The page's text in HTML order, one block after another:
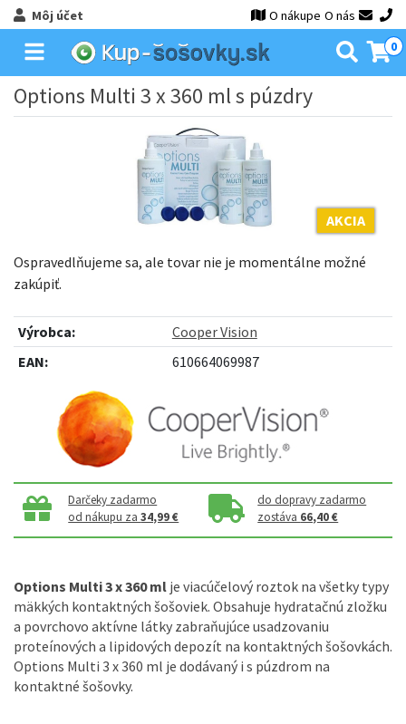
Môj účet O nákupe O nás
0
Options Multi 3 x 360 ml s púzdry
AKCIA
Ospravedlňujeme sa, ale tovar nie je momentálne možné
zakúpiť.
Výrobca:
Cooper Vision
EAN:
610664069987
Darčeky zadarmo
od nákupu za34,99 €
do dopravy zadarmo
zostáva 66,40 €
Options Multi 3 x 360 ml je viacúčelový roztok na všetky typy
mäkkých kontaktných šošoviek. Obsahuje hydratačnú zložku
a povrchovo aktívne látky zabraňujúce usadzovaniu
proteínových a lipidových depozít na kontaktných šošovkách.
Options Multi 3 x 360 ml je dodávaný i s púzdrom na
kontaktné šošovky.